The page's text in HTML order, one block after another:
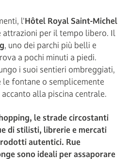
l'Hôtel Royal Saint-Michel
attrazioni per il tempo libero. Il
, uno dei parchi più belli e
a pochi minuti a piedi.
i suoi sentieri ombreggiati,
le fontane o semplicemente
alla piscina centrale.
le strade circostanti
di stilisti, librerie e mercati
autentici. Rue
sono ideali per assaporare